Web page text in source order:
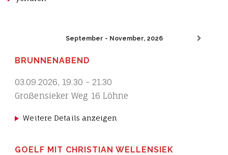
September - November, 2026
BRUNNENABEND
03.09.2026, 19.30 - 21.30
Großensieker Weg 16 Löhne
Weitere Details anzeigen
GOELF MIT CHRISTIAN WELLENSIEK